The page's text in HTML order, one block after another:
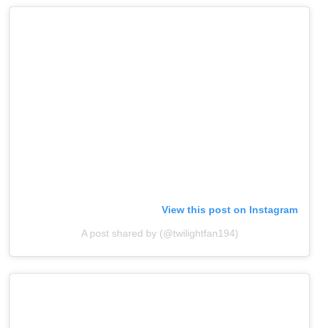
View this post on Instagram
A post shared by (@twilightfan194)